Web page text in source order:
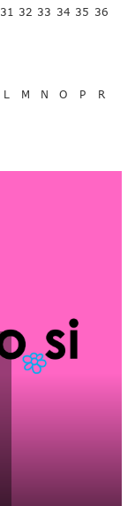
31 32 33 34 35 36
L M N O P
R